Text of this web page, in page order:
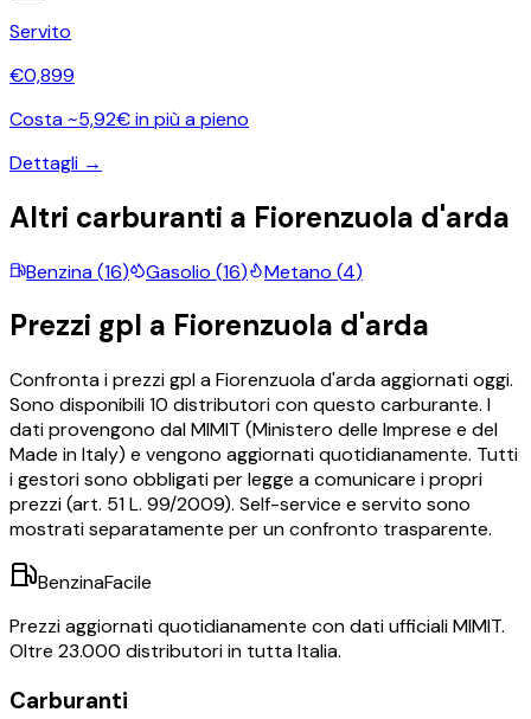
Servito
€0,899
Costa ~5,92€ in più a pieno
Dettagli →
Altri carburanti a Fiorenzuola d'arda
Benzina(16) Gasolio (16) Metano (4)
Prezzi gpl a Fiorenzuola d'arda
Confronta i prezzigplaFiorenzuola d'ardaaggiornati oggi.
Sono disponibili10 distributori con questo carburante. I
dati provengono dal MIMIT (Ministero delle Imprese e del
Made in Italy) e vengono aggiornati quotidianamente. Tutti
i gestori sono obbligati per legge a comunicare i propri
prezzi (art. 51 L. 99/2009). Self-service e servito sono
mostrati separatamente per un confronto trasparente.
BenzinaFacile
Prezzi aggiornati quotidianamente con dati ufficiali MIMIT.
Oltre 23.000 distributori in tutta Italia.
Carburanti